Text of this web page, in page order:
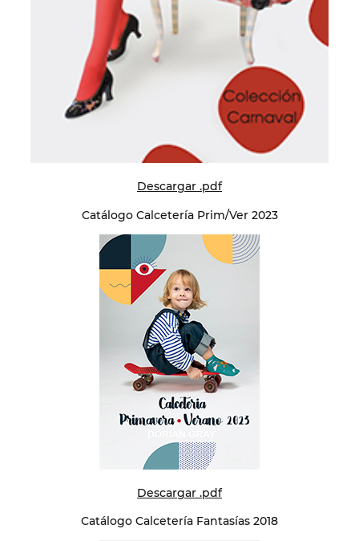
Descargar .pdf
Catálogo Calcetería Prim/Ver 2023
Descargar .pdf
Catálogo Calcetería Fantasías 2018